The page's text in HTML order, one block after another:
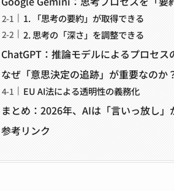
1. 「思考の要約」が取得できる
2. 思考の「深さ」を調整できる
ChatGPT：推論モデルによるプロセス
なぜ「意思決定の追跡」が重要なのか
EU AI法による透明性の義務化
まとめ：2026年、AIは「言いっ放し
参考リンク